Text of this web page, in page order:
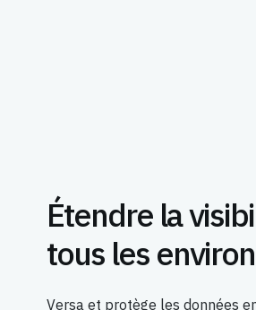
Étendre la
tous les
Versa et protège les données